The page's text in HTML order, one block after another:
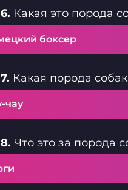
Какая это порода
боксер
Какая порода
чау
Что это за порода